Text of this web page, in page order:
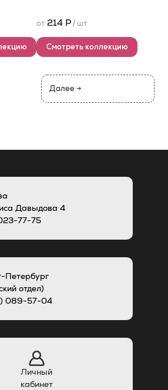
от 214 Р/ шт
Смотреть коллекцию
Далее →
Давыдова 4
77-75
Петербург
отдел)
089-57-04
Личный
кабинет